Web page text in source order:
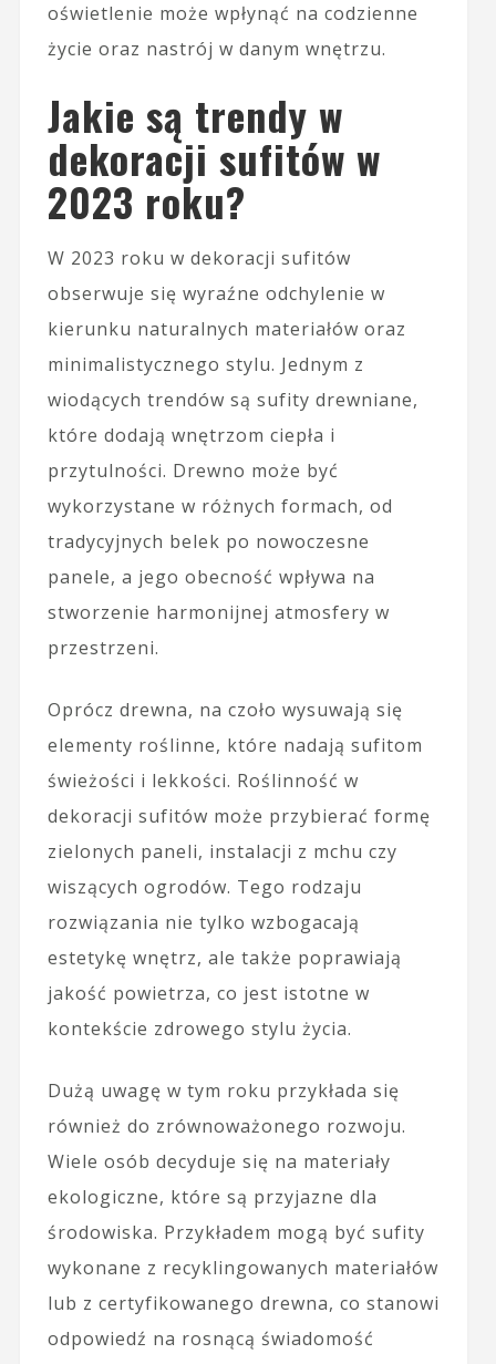
oświetlenie może wpłynąć na codzienne
życie oraz nastrój w danym wnętrzu.
Jakie są trendy w
dekoracji sufitów w
2023 roku?
W 2023 roku w dekoracji sufitów
obserwuje się wyraźne odchylenie w
kierunku naturalnych materiałów oraz
minimalistycznego stylu. Jednym z
wiodących trendów są sufity drewniane,
które dodają wnętrzom ciepła i
przytulności. Drewno może być
wykorzystane w różnych formach, od
tradycyjnych belek po nowoczesne
panele, a jego obecność wpływa na
stworzenie harmonijnej atmosfery w
przestrzeni.
Oprócz drewna, na czoło wysuwają się
elementy roślinne, które nadają sufitom
świeżości i lekkości. Roślinność w
dekoracji sufitów może przybierać formę
zielonych paneli, instalacji z mchu czy
wiszących ogrodów. Tego rodzaju
rozwiązania nie tylko wzbogacają
estetykę wnętrz, ale także poprawiają
jakość powietrza, co jest istotne w
kontekście zdrowego stylu życia.
Dużą uwagę w tym roku przykłada się
również do zrównoważonego rozwoju.
Wiele osób decyduje się na materiały
ekologiczne, które są przyjazne dla
środowiska. Przykładem mogą być sufity
wykonane z recyklingowanych materiałów
lub z certyfikowanego drewna, co stanowi
odpowiedź na rosnącą świadomość